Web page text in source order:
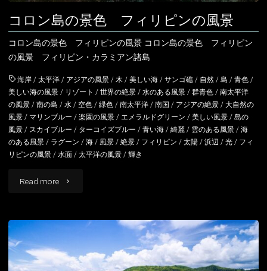
ピ
ン
の
風
コロン島の景色 フィリピンの風景
コロン島の景色 フィリピンの風景 コロン島の景色 フィリピン
の風景 フィリピン・カラミアン諸島
海岸 /太平洋 / アジアの風景 / 木 /美しい海 /サンゴ礁 / 自然 /島 /青色 /
美しい海の風景 / リゾート /世界の絶景 /水のある風景 /群青色 /南太平洋
の風景 /南の島 /水 / 空色 /緑色 /南太平洋 /南国 / アジアの絶景 /大自然の
風景 / マリンブルー /楽園の風景 / エメラルドグリーン /美しい風景 /島の
風景 / スカイブルー / ターコイズブルー /青い海 /綺麗 / 雲のある風景 /海
のある風景 / ラグーン /海 / 風景 /絶景 / フィリピン /太陽 /浜辺 /光 / フィ
リピンの風景 /水面 /太平洋の風景 /輝き
Read more "コ
ン
島